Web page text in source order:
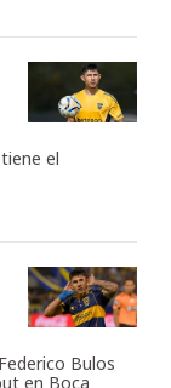
el
Bulos
en Boca